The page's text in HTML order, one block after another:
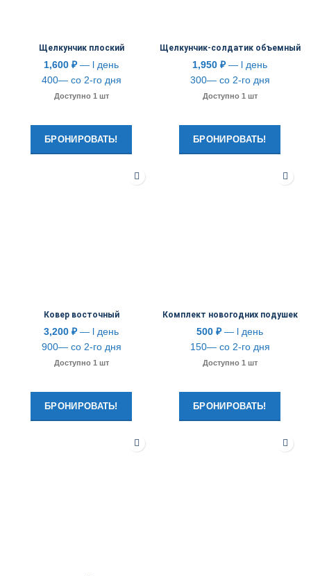
Щелкунчик плоский
1,600 ₽— l день
400— со 2-го дня
Доступно 1 шт
БРОНИРОВАТЬ!
Щелкунчик-солдатик объемный
1,950 ₽— l день
300— со 2-го дня
Доступно 1 шт
БРОНИРОВАТЬ!
Ковер восточный
3,200 ₽— l день
900— со 2-го дня
Доступно 1 шт
БРОНИРОВАТЬ!
Комплект новогодних подушек
500 ₽— l день
150— со 2-го дня
Доступно 1 шт
БРОНИРОВАТЬ!